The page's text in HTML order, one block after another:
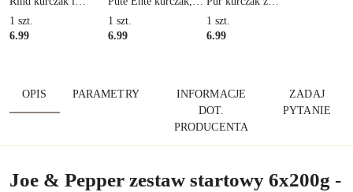
wołowina z
marchewką - mokra
1 szt.
6.99
indyk i kaczka z
groszkiem - mokra
1 szt.
6.99
batatem - mokra
karma dla kota 200g
1 szt.
6.99
OPIS PARAMETRY
INFORMACJE
DOT.
PRODUCENTA
ZADAJ
PYTANIE
Joe & Pepper zestaw startowy 6x200g -